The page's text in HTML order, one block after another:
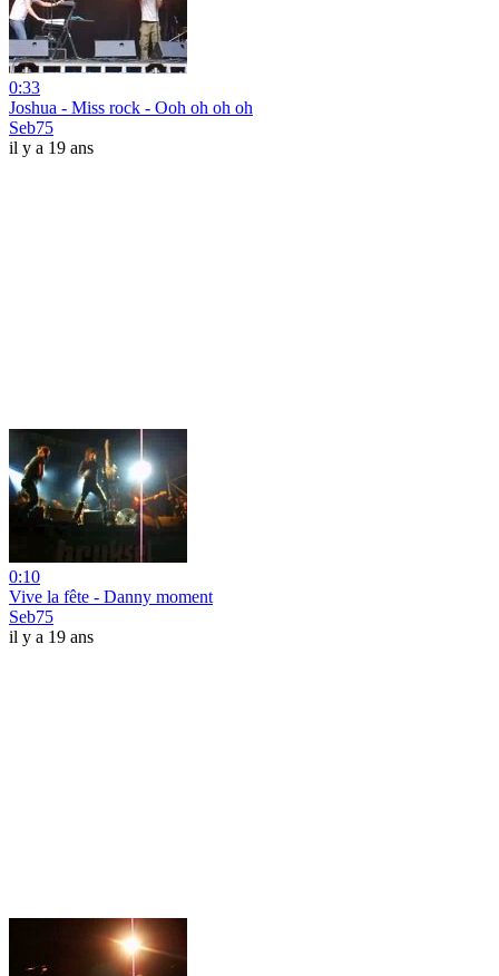
0:33
Joshua - Miss rock - Ooh oh oh oh
Seb75
il y a 19 ans
0:10
Vive la fête - Danny moment
Seb75
il y a 19 ans